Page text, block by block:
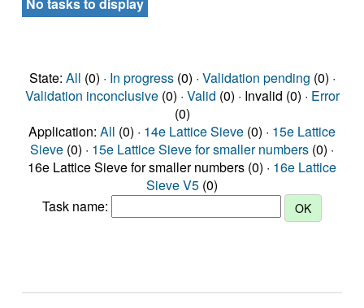
State: All (0) · In progress(0) · Validation pending (0) ·
Validation inconclusive(0) · Valid (0) · Invalid (0) · Error
(0)
Application: All (0) · 14e Lattice Sieve (0) · 15e Lattice
Sieve (0) · 15e Lattice Sieve for smaller numbers (0) ·
16e Lattice Sieve for smaller numbers (0) · 16e Lattice
Sieve V5 (0)
Task name: